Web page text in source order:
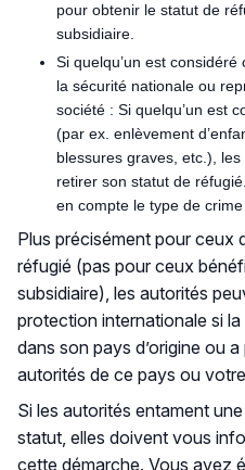
pour obtenir le statut de
subsidiaire.
Si quelqu’un est
la sécurité nationale ou
société : Si quelqu’un est
(par ex. enlèvement
blessures graves, etc.),
retirer son statut de
en compte le type de
Plus précisément pour ceux
réfugié (pas pour ceux
subsidiaire), les autorités
protection internationale si
dans son pays d’origine ou
autorités de ce pays ou
Si les autorités entament
statut, elles doivent vous
cette démarche. Vous avez